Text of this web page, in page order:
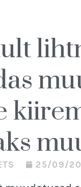
25/09/